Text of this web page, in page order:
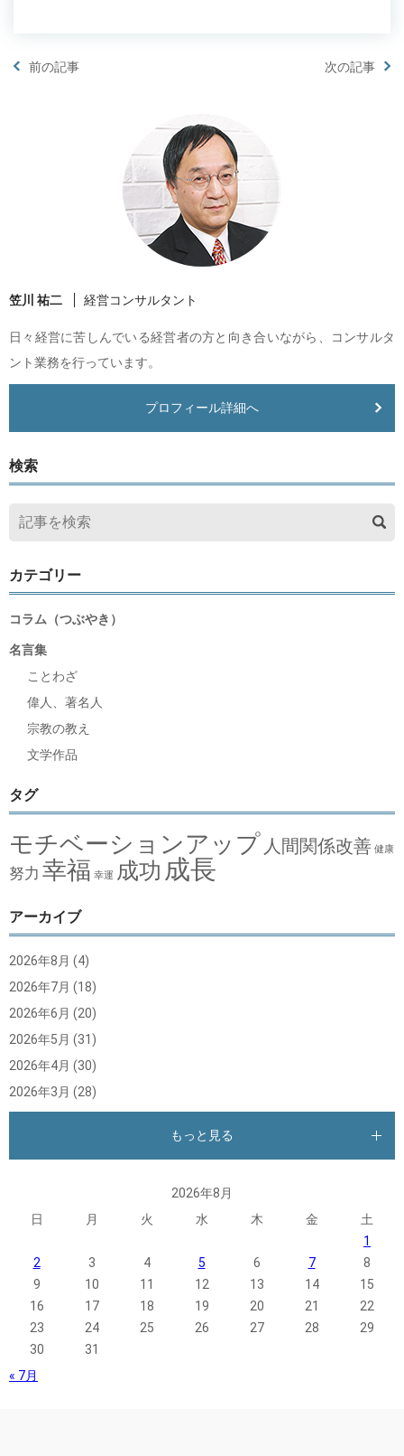
前の記事 次の記事
笠川 祐二 経営コンサルタント
日々経営に苦しんでいる経営者の方と向き合いながら、コンサルタ
ント業務を行っています。
プロフィール詳細へ
検索
カテゴリー
コラム（つぶやき）
名言集
ことわざ
偉人、著名人
宗教の教え
文学作品
タグ
モチベーションアップ 人間関係改善 健康
努力 幸福 幸運 成功 成長
アーカイブ
2026年8月 (4)
2026年7月 (18)
2026年6月 (20)
2026年5月 (31)
2026年4月 (30)
2026年3月 (28)
もっと見る
2026年8月
日
月 火 水 木 金
土
1
2
3 4 5 6 7
8
9
10 11 12 13 14
15
16
17 18 19 20 21
22
23
24 25 26 27 28
29
30
31
« 7月